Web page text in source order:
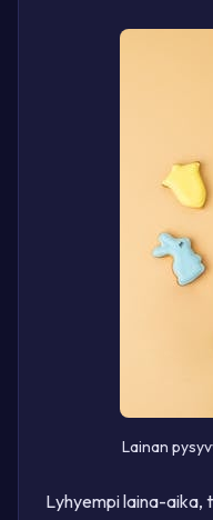
Lainan
Lyhyempi laina-aika,